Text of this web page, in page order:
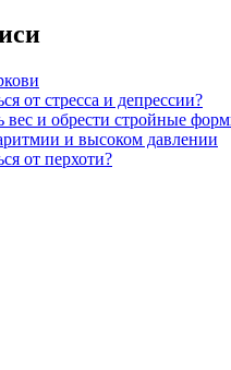
от стресса и депрессии?
вес и обрести стройные
и высоком давлении
от перхоти?